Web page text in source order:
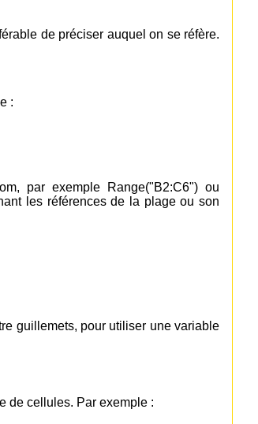
de préciser auquel on se réfère.
:
par exemple Range("B2:C6") ou
les références de la plage ou son
guillemets, pour utiliser une variable
de cellules. Par exemple :